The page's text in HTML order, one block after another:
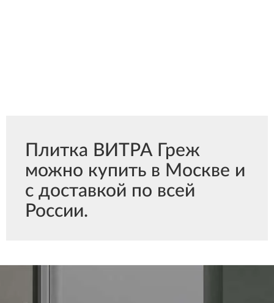
Плитка ВИТРА Греж
можно купить в Москве и
с доставкой по всей
России.